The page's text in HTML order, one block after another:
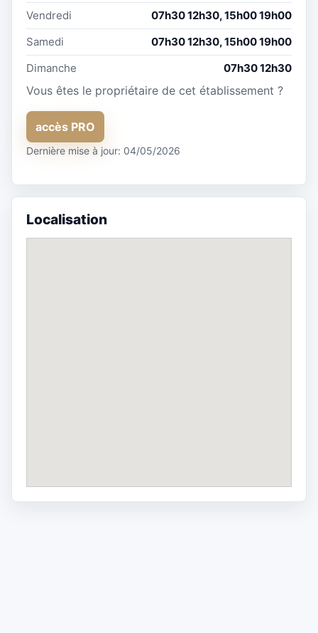
Vendredi
07h30 12h30, 15h00 19h00
Samedi
07h30 12h30, 15h00 19h00
Dimanche
07h30 12h30
Vous êtes le propriétaire de cet établissement ?
accès PRO
Dernière mise à jour: 04/05/2026
Localisation